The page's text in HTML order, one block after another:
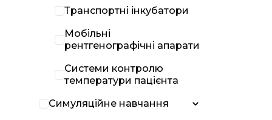
Транспортні інкубатори
Мобільні
рентгенографічні апарати
Системи контролю
температури пацієнта
Симуляційне навчання